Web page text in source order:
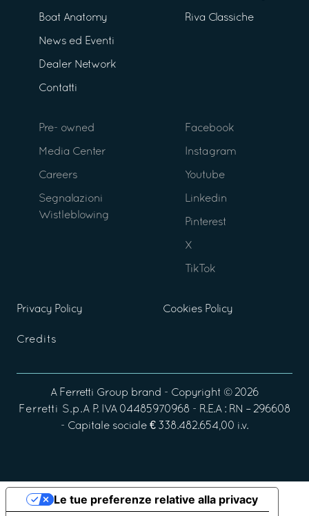
Boat Anatomy
News ed Eventi
Dealer Network
Contatti
Riva Classiche
Pre- owned
Media Center
Careers
Segnalazioni
Wistleblowing
Facebook
Instagram
Youtube
Linkedin
Pinterest
X
TikTok
Privacy Policy Cookies Policy
Credits
A Ferretti Group brand - Copyright © 2026
Ferretti S.p.A P. IVA 04485970968 - R.E.A : RN – 296608
- Capitale sociale € 338.482.654,00 i.v.
Le tue preferenze relative alla privacy